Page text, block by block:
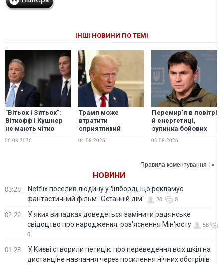
ІНШІ НОВИНИ ПО ТЕМІ
"Вітьок і Зятьок":
Віткофф і Кушнер
не мають чітко
повноважень та
06.08.2026
Трамп може
втратити
сприятливий
завершення війни
04.08.2026
Перемир'я в повітрі
й енергетиці,
зупинка бойових
радник
пропозиції для
03.08.2026
Правила коментування ! »
НОВИНИ
03:28
Netflix поселив людину у білборді, що рекламує
фантастичний фільм "Останній дім"
20 0
02:22
У яких випадках доведеться замінити радянське
свідоцтво про народження: роз'яснення Мін'юсту
58
0
01:28
У Києві створили петицію про переведення всіх шкіл на
дистанціне навчання через посилення нічних обстрілів